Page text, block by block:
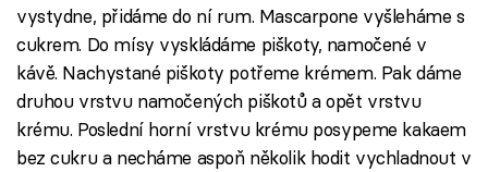
vystydne, přidáme do ní rum. Mascarpone vyšleháme s
cukrem. Do mísy vyskládáme piškoty, namočené v
kávě. Nachystané piškoty potřeme krémem. Pak dáme
druhou vrstvu namočených piškotů a opět vrstvu
krému. Poslední horní vrstvu krému posypeme kakaem
bez cukru a necháme aspoň několik hodit vychladnout v